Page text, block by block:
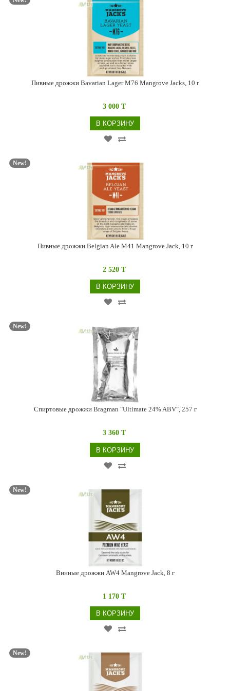
Пивные дрожжи Bavarian Lager M76 Mangrove Jacks, 10 г
3 000 T
В КОРЗИНУ
New!
Пивные дрожжи Belgian Ale M41 Mangrove Jack, 10 г
2 520 T
В КОРЗИНУ
New!
Спиртовые дрожжи Bragman "Ultimate 24% ABV", 257 г
3 360 T
В КОРЗИНУ
New!
Винные дрожжи AW4 Mangrove Jack, 8 г
1 170 T
В КОРЗИНУ
New!